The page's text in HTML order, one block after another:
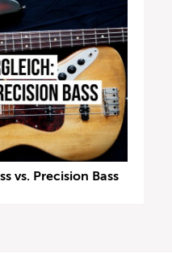
vs. Precision Bass